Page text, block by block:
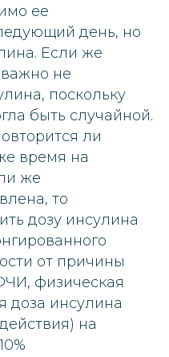
ее
день, но
Если же
не
поскольку
быть случайной.
ли
время на
же
то
дозу инсулина
от причины
физическая
доза инсулина
на